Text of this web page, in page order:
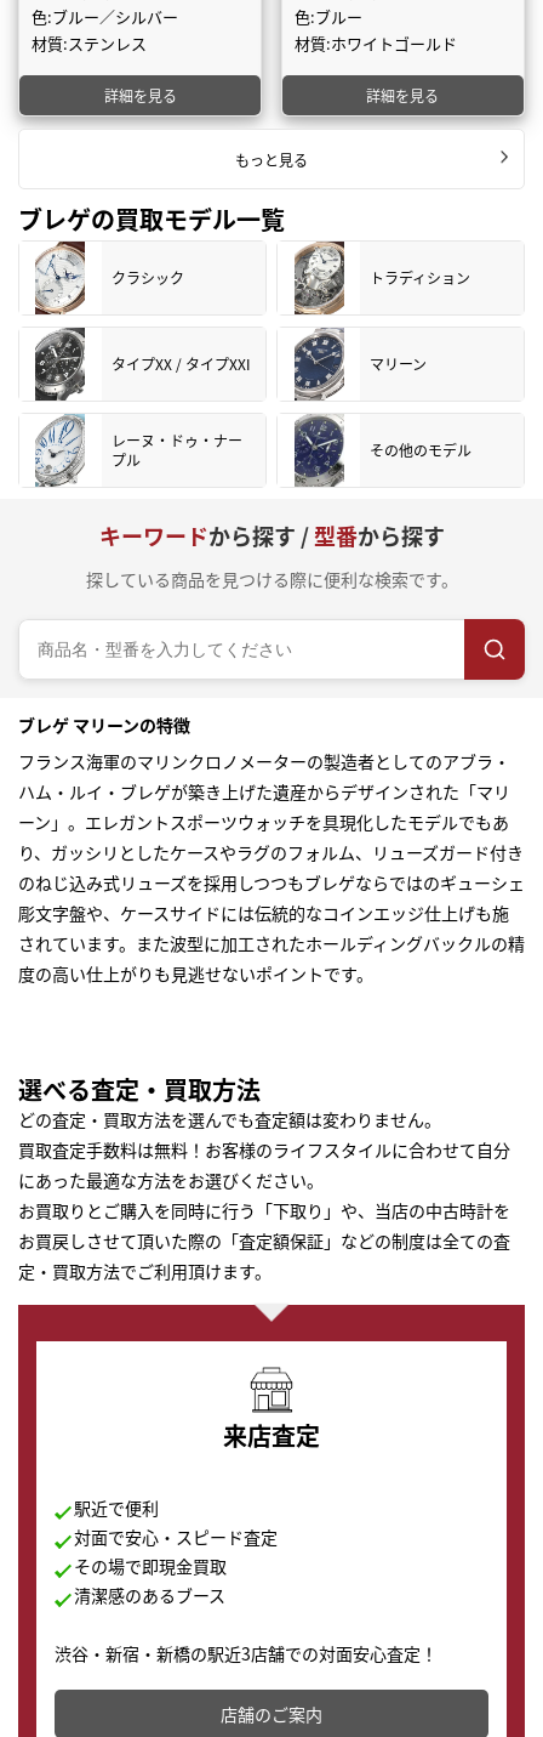
色:ブルー／シルバー
材質:ステンレス
詳細を見る
色:ブルー
材質:ホワイトゴールド
詳細を見る
もっと見る
ブレゲの買取モデル一覧
クラシック トラディション
タイプXX / タイプXXI マリーン
レーヌ・ドゥ・ナー
プル
その他のモデル
キーワードから探す /型番から探す
探している商品を見つける際に便利な検索です。
ブレゲ マリーンの特徴
フランス海軍のマリンクロノメーターの製造者としてのアブラ・
ハム・ルイ・ブレゲが築き上げた遺産からデザインされた「マリ
ーン」。エレガントスポーツウォッチを具現化したモデルでもあ
り、ガッシリとしたケースやラグのフォルム、リューズガード付き
のねじ込み式リューズを採用しつつもブレゲならではのギューシェ
彫文字盤や、ケースサイドには伝統的なコインエッジ仕上げも施
されています。また波型に加工されたホールディングバックルの精
度の高い仕上がりも見逃せないポイントです。
選べる査定・買取方法
どの査定・買取方法を選んでも査定額は変わりません。
買取査定手数料は無料！お客様のライフスタイルに合わせて自分
にあった最適な方法をお選びください。
お買取りとご購入を同時に行う「下取り」や、当店の中古時計を
お買戻しさせて頂いた際の「査定額保証」などの制度は全ての査
定・買取方法でご利用頂けます。
来店査定
駅近で便利
対面で安心・スピード査定
その場で即現金買取
清潔感のあるブース
渋谷・新宿・新橋の駅近3店舗での対面安心査定！
その場で現金買取致します。渋谷本店では、時計販売の
店舗を併設しており、下取りに出してお得に新しい時計
店舗のご案内